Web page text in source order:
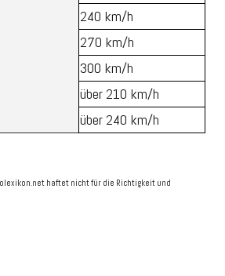
240 km/h
270 km/h
300 km/h
über 210 km/h
über 240 km/h
haftet nicht für die Richtigkeit und